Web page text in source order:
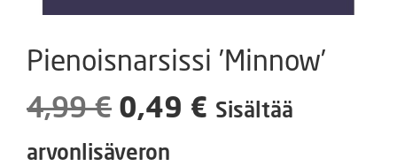
Pienoisnarsissi ’Minnow’
4,99€ Alkuperäinen
hinta
0,49 € Nykyinen
Sisältää
arvonlisäveron